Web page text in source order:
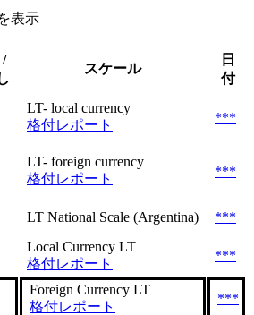
表示
/
スケール
日
付
LT- local currency
格付レポート
***
LT- foreign currency
格付レポート
***
LT National Scale (Argentina)
***
Local Currency LT
格付レポート
***
Foreign Currency LT
格付レポート
***